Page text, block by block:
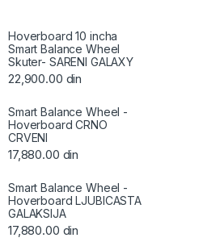
Hoverboard 10 incha
Smart Balance Wheel
Skuter- SARENI GALAXY
22,900.00 din
Smart Balance Wheel -
Hoverboard CRNO
CRVENI
17,880.00 din
Smart Balance Wheel -
Hoverboard LJUBICASTA
GALAKSIJA
17,880.00 din